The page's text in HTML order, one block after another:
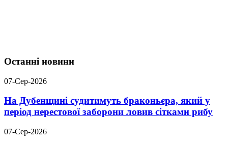
Останні новини
07-Сер-2026
На Дубенщині судитимуть браконьєра, який у
період нерестової заборони ловив сітками рибу
07-Сер-2026